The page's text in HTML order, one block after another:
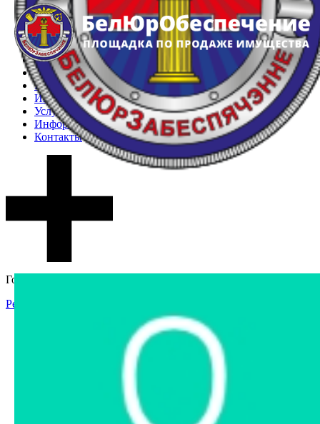
Главная
Арестованное имущество
Реестр несостоявшихся торгов
Реестр переоценок
Частное имущество
Государственное имущество
Интернет-магазин
Интернет-витрина
Услуги
Информация
Контакты
Гостевой доступ
Регистрация
Интернет-магазин
Интернет-витрина